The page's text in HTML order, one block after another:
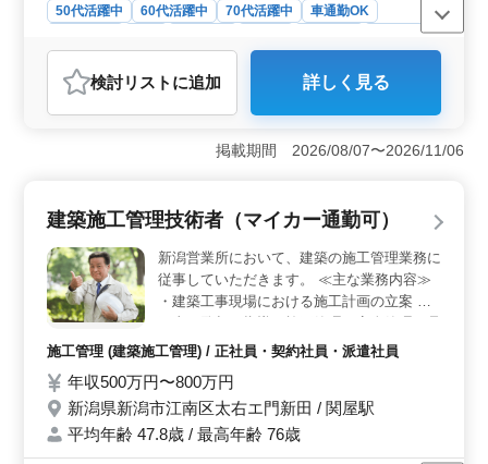
50代活躍中 60代活躍中 70代活躍中
車通勤OK
派遣社員
おすすめポイント
＜無理なく働ける環境＞ 完全週休2日制（土日休み）で
年間休日120日と、しっかり休みを確保できる環境です。
夏季休暇・年末年始休暇もあり、メリハリをつけて働け
管理やスケジュール調整、図面作成、施工写真の撮影を
担当します。これまでの土木施工管理経験を活かして活
躍できます。 ＜通勤しやすく安心して働ける環境
＞ 車通勤が可能で無料駐車場を利用でき、通勤負担を
抑えて働けます。交通費は実費で支給（上限なし）して
おり、通勤面でも安心です。賞与を用意しており、雇
用・労災・健康・厚生年金・財形などの各種保険を完備
しているため、安心して長く働ける環境です。
検討リスト に追加 詳しく見る
掲載期間 2026/08/07〜2026/11/06
建築施工管理技術者（マイカー通勤可）
新潟営業所において、建築の施工管理業務に
従事していただきます。 ≪主な業務内容≫
・建築工事現場における施工計画の立案 ・
質管理・工程管理等） ・施工図や各種提出
続き ※その他工事の監理全般に携わってい
ただきます。 建築施工管理経験20年以上の
方は条件面優遇します！ 今までのご経験を
しっかりと評価いたします。 ☆70代も活躍
施工管理 (建築施工管理) / 正社員・契約社員・派遣社員
年収500万円〜800万円
新潟県新潟市江南区太右エ門新田 / 関屋駅
平均年齢 47.8歳 / 最高年齢 76歳